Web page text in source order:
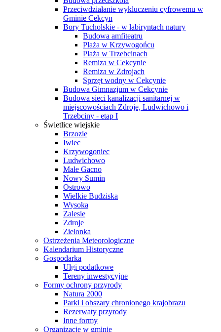
Przeciwdziałanie wykluczeniu cyfrowemu w
Gminie Cekcyn
Bory Tucholskie - w labiryntach natury
Budowa amfiteatru
Plaża w Krzywogońcu
Plaża w Trzebcinach
Remiza w Cekcynie
Remiza w Zdrojach
Sprzęt wodny w Cekcynie
Budowa Gimnazjum w Cekcynie
Budowa sieci kanalizacji sanitarnej w
miejscowościach Zdroje, Ludwichowo i
Trzebciny - etap I
Świetlice wiejskie
Brzozie
Iwiec
Krzywogoniec
Ludwichowo
Małe Gacno
Nowy Sumin
Ostrowo
Wielkie Budziska
Wysoka
Zalesie
Zdroje
Zielonka
Ostrzeżenia Meteorologiczne
Kalendarium Historyczne
Gospodarka
Ulgi podatkowe
Tereny inwestycyjne
Formy ochrony przyrody
Natura 2000
Parki i obszary chronionego krajobrazu
Rezerwaty przyrody
Inne formy
Organizacje w gminie